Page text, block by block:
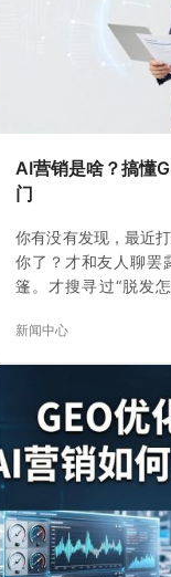
AI营销是啥？搞懂
门
你有没有发现，最近
你了？才和友人聊罢
篷。才搜寻过“脱发
新闻中心